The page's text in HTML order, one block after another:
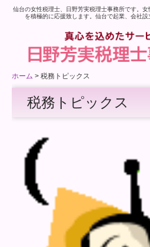
ホーム
事務所案内
業務案内
料金案内
関連リンク
お問合せ
仙台の女性税理士、日野芳実税理士事務所です。
を積極的に応援致します。仙台で起業、会社設
ホーム 税務トピックス
税務トピックス